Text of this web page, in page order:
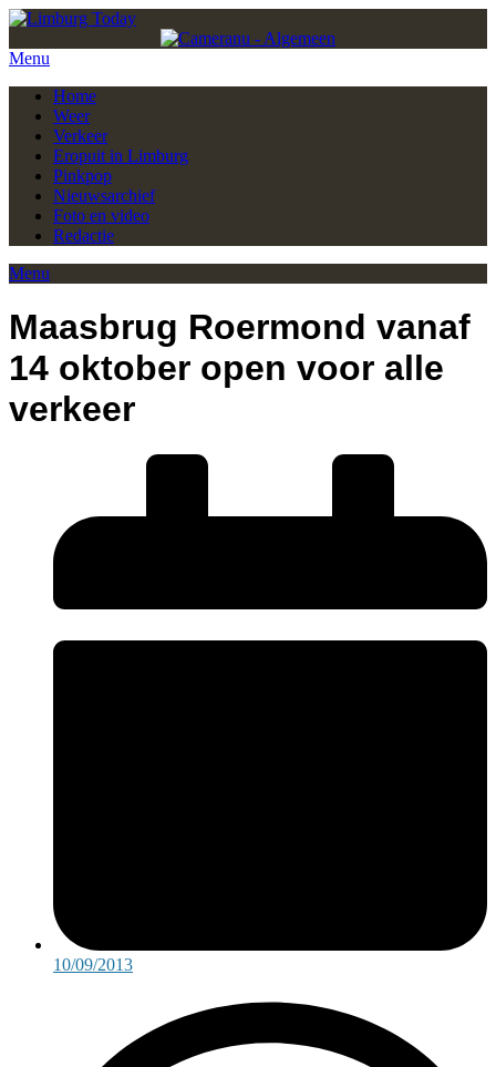
Menu
Home
Weer
Verkeer
Eropuit in Limburg
Pinkpop
Nieuwsarchief
Foto en video
Redactie
Menu
Maasbrug Roermond vanaf
14 oktober open voor alle
verkeer
10/09/2013